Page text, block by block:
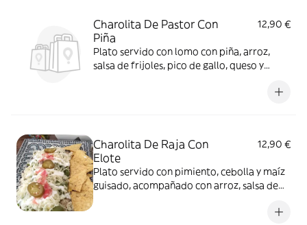
Charolita De Pastor Con
Piña
12,90 €
Plato servido con lomo con piña, arroz,
salsa de frijoles, pico de gallo, queso y
Charolita De Raja Con
Elote
12,90 €
Plato servido con pimiento, cebolla y maíz
guisado, acompañado con arroz, salsa de